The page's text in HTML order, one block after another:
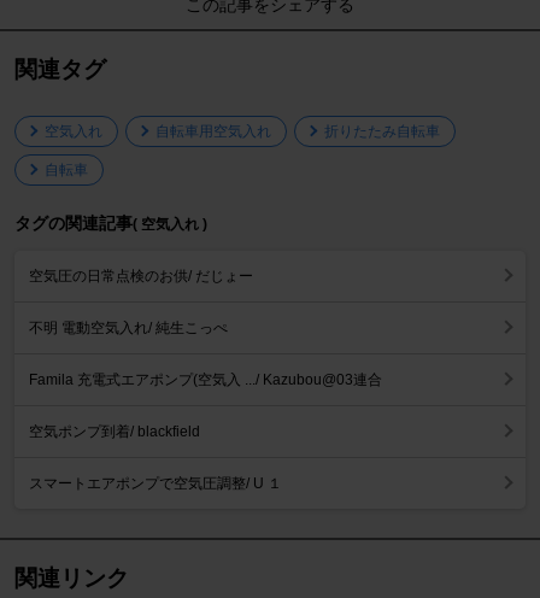
この記事をシェアする
関連タグ
空気入れ 自転車用空気入れ 折りたたみ自転車
自転車
タグの関連記事( 空気入れ )
空気圧の日常点検のお供/ だじょー
不明 電動空気入れ/ 純生こっぺ
Famila 充電式エアポンプ(空気入 .../ Kazubou@03連合
空気ポンプ到着/ blackfield
スマートエアポンプで空気圧調整/ U １
関連リンク